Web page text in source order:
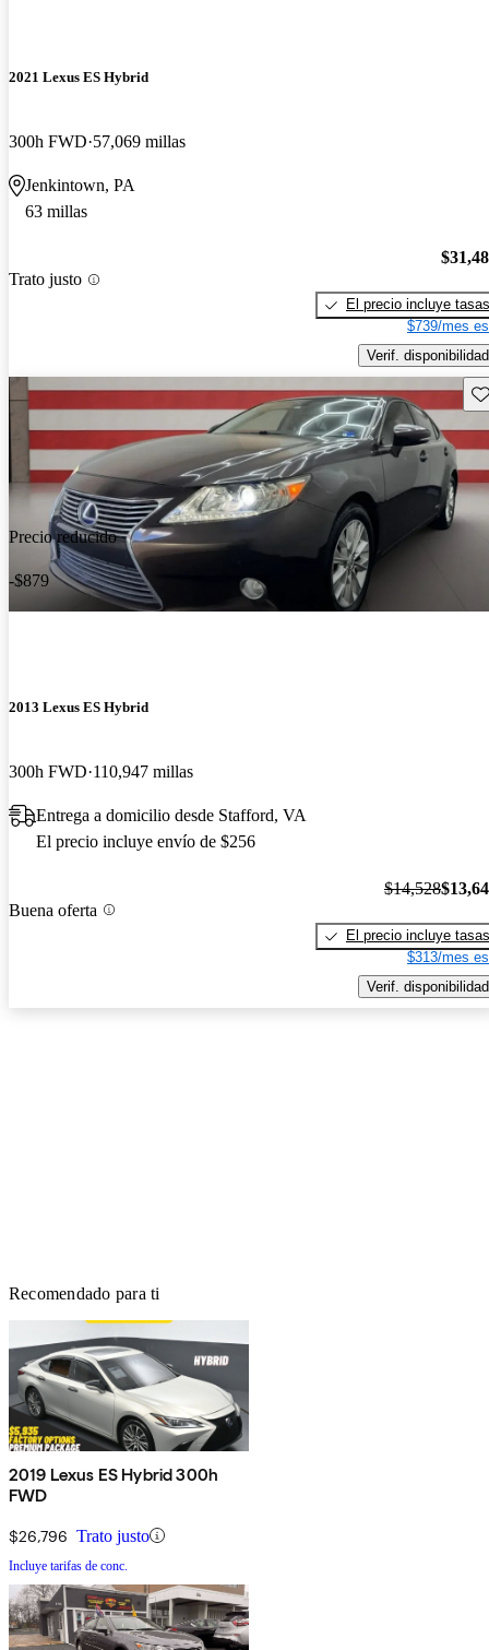
2021 Lexus ES Hybrid
300h FWD 57,069 millas
Jenkintown, PA
63 millas
Trato justo
El precio incluye tasas
$739/mes
Verif. disponibilidad
Precio reducido
-$879
2013 Lexus ES Hybrid
300h FWD 110,947 millas
Entrega a domicilio desde Stafford, VA
El precio incluye envío de $256
Buena oferta
$14,528
El precio incluye tasas
$313/mes
Verif. disponibilidad
Recomendado para ti
2019 Lexus ES Hybrid 300h
FWD
$26,796 Trato justo
Incluye tarifas de conc.